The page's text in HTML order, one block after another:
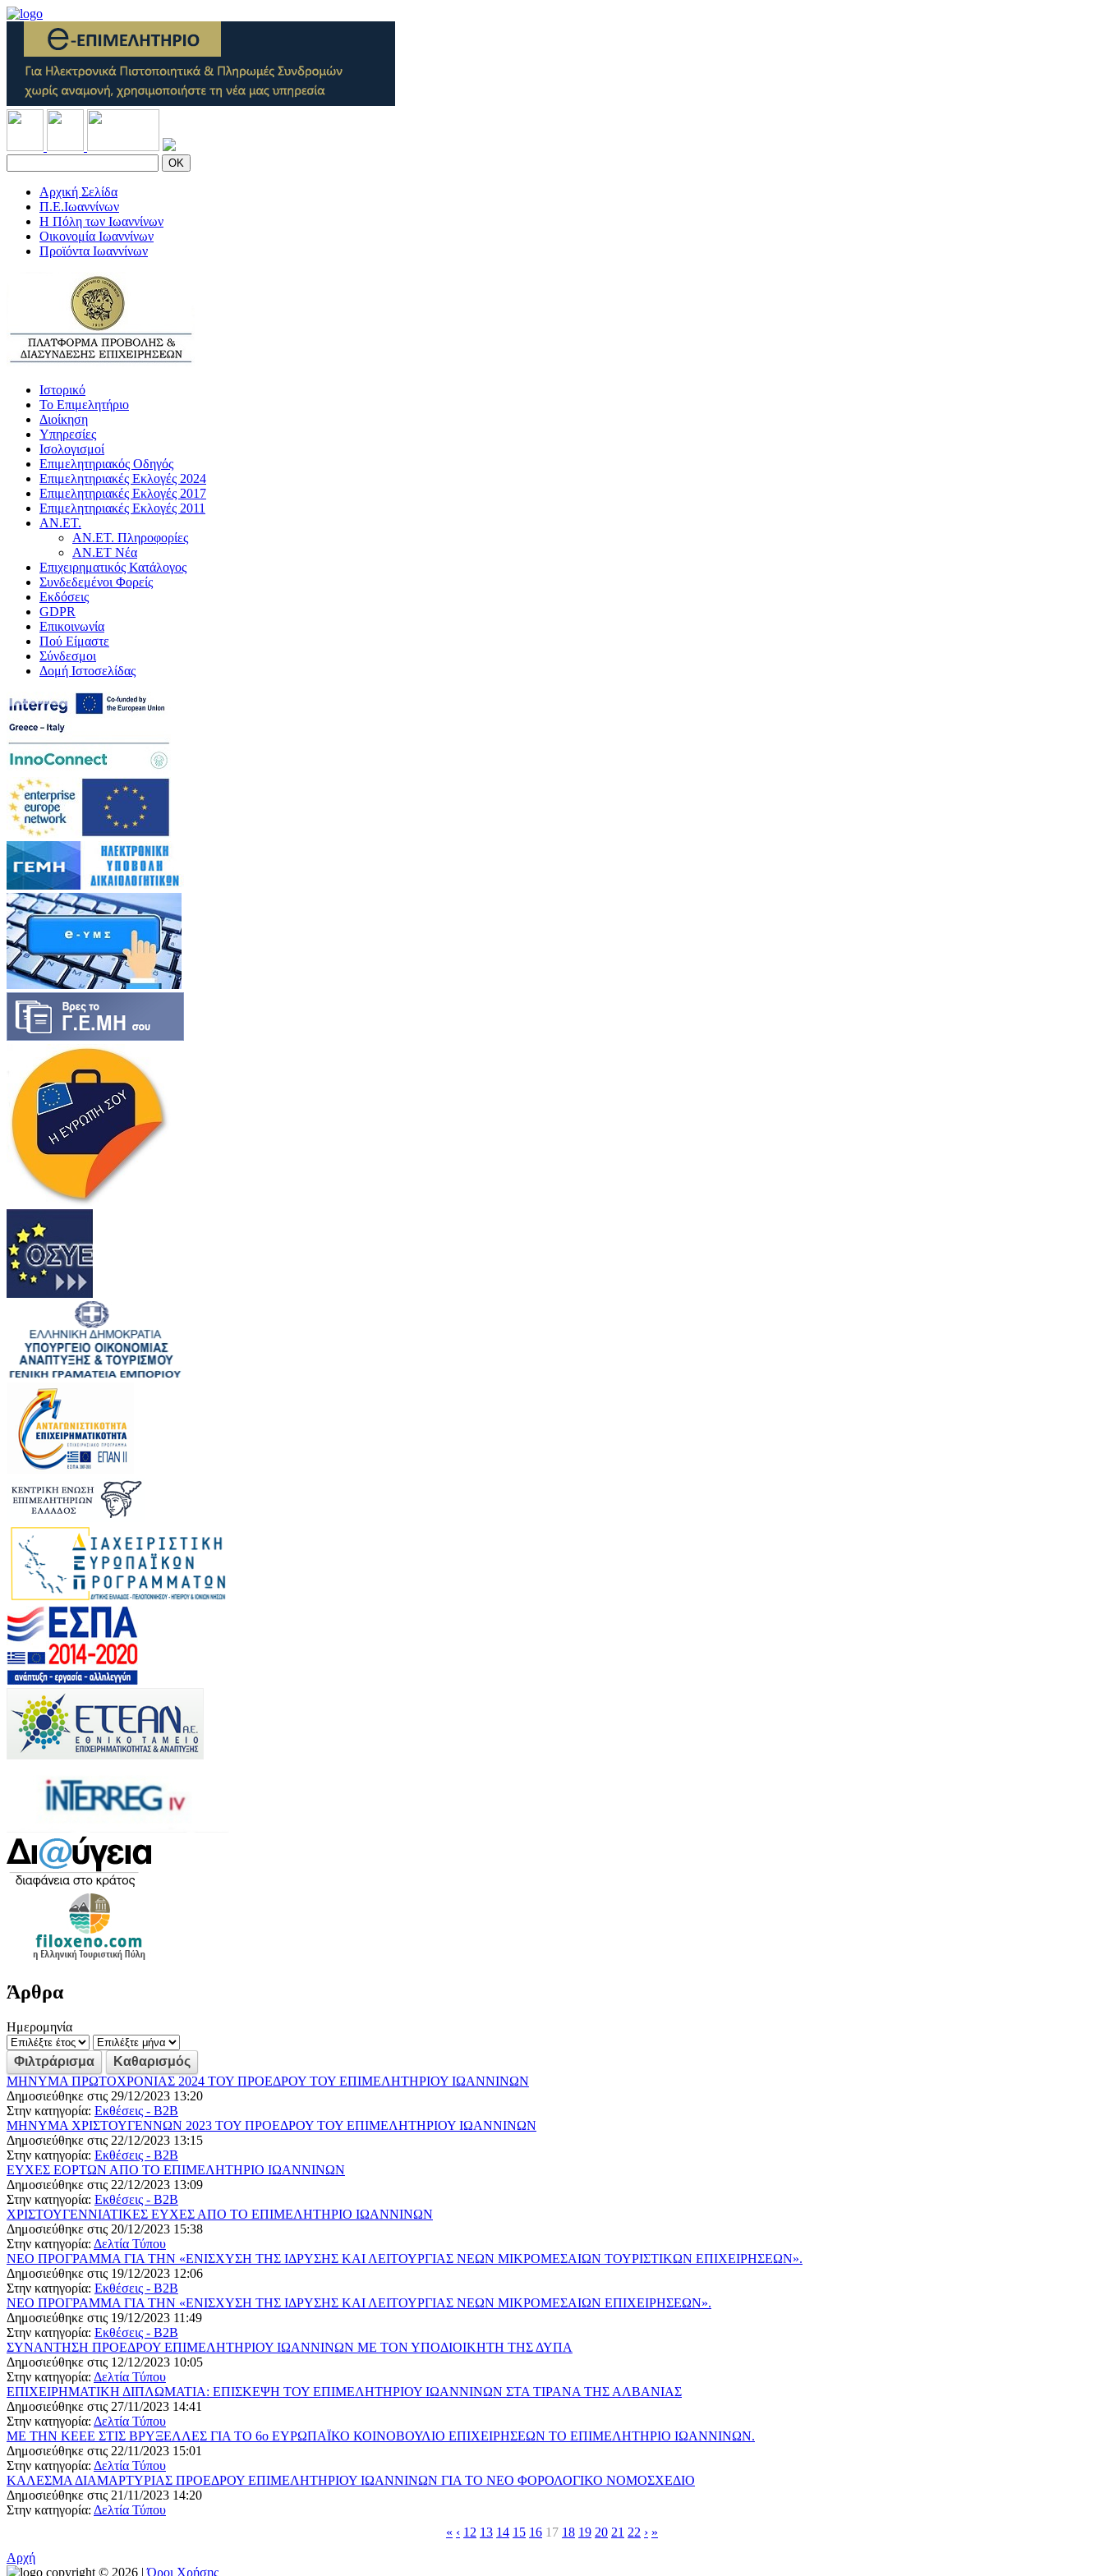
OK
Αρχική Σελίδα
Π.Ε.Ιωαννίνων
Η Πόλη των Ιωαννίνων
Οικονομία Ιωαννίνων
Προϊόντα Ιωαννίνων
Ιστορικό
Το Επιμελητήριο
Διοίκηση
Υπηρεσίες
Ισολογισμοί
Επιμελητηριακός Οδηγός
Επιμελητηριακές Εκλογές 2024
Επιμελητηριακές Εκλογές 2017
Επιμελητηριακές Εκλογές 2011
ΑΝ.ΕΤ.
ΑΝ.ΕΤ. Πληροφορίες
ΑΝ.ΕΤ Νέα
Επιχειρηματικός Κατάλογος
Συνδεδεμένοι Φορείς
Εκδόσεις
GDPR
Επικοινωνία
Πού Είμαστε
Σύνδεσμοι
Δομή Ιστοσελίδας
Άρθρα
Ημερομηνία
ΜΗΝΥΜΑ ΠΡΩΤΟΧΡΟΝΙΑΣ 2024 ΤΟΥ ΠΡΟΕΔΡΟΥ ΤΟΥ ΕΠΙΜΕΛΗΤΗΡΙΟΥ ΙΩΑΝΝΙΝΩΝ
Δημοσιεύθηκε στις 29/12/2023 13:20
Στην κατηγορία: Εκθέσεις - B2B
ΜΗΝΥΜΑ ΧΡΙΣΤΟΥΓΕΝΝΩΝ 2023 ΤΟΥ ΠΡΟΕΔΡΟΥ ΤΟΥ ΕΠΙΜΕΛΗΤΗΡΙΟΥ ΙΩΑΝΝΙΝΩΝ
Δημοσιεύθηκε στις 22/12/2023 13:15
Στην κατηγορία: Εκθέσεις - B2B
ΕΥΧΕΣ ΕΟΡΤΩΝ ΑΠΟ ΤΟ ΕΠΙΜΕΛΗΤΗΡΙΟ ΙΩΑΝΝΙΝΩΝ
Δημοσιεύθηκε στις 22/12/2023 13:09
Στην κατηγορία: Εκθέσεις - B2B
ΧΡΙΣΤΟΥΓΕΝΝΙΑΤΙΚΕΣ ΕΥΧΕΣ ΑΠΟ ΤΟ ΕΠΙΜΕΛΗΤΗΡΙΟ ΙΩΑΝΝΙΝΩΝ
Δημοσιεύθηκε στις 20/12/2023 15:38
Στην κατηγορία: Δελτία Τύπου
ΝΕΟ ΠΡΟΓΡΑΜΜΑ ΓΙΑ ΤΗΝ «ΕΝΙΣΧΥΣΗ ΤΗΣ ΙΔΡΥΣΗΣ ΚΑΙ ΛΕΙΤΟΥΡΓΙΑΣ ΝΕΩΝ ΜΙΚΡΟΜΕΣΑΙΩΝ ΤΟΥΡΙΣΤΙΚΩΝ ΕΠΙΧΕΙΡΗΣΕΩΝ».
Δημοσιεύθηκε στις 19/12/2023 12:06
Στην κατηγορία: Εκθέσεις - B2B
ΝΕΟ ΠΡΟΓΡΑΜΜΑ ΓΙΑ ΤΗΝ «ΕΝΙΣΧΥΣΗ ΤΗΣ ΙΔΡΥΣΗΣ ΚΑΙ ΛΕΙΤΟΥΡΓΙΑΣ ΝΕΩΝ ΜΙΚΡΟΜΕΣΑΙΩΝ ΕΠΙΧΕΙΡΗΣΕΩΝ».
Δημοσιεύθηκε στις 19/12/2023 11:49
Στην κατηγορία: Εκθέσεις - B2B
ΣΥΝΑΝΤΗΣΗ ΠΡΟΕΔΡΟΥ ΕΠΙΜΕΛΗΤΗΡΙΟΥ ΙΩΑΝΝΙΝΩΝ ΜΕ ΤΟΝ ΥΠΟΔΙΟΙΚΗΤΗ ΤΗΣ ΔΥΠΑ
Δημοσιεύθηκε στις 12/12/2023 10:05
Στην κατηγορία: Δελτία Τύπου
ΕΠΙΧΕΙΡΗΜΑΤΙΚΗ ΔΙΠΛΩΜΑΤΙΑ: ΕΠΙΣΚΕΨΗ ΤΟΥ ΕΠΙΜΕΛΗΤΗΡΙΟΥ ΙΩΑΝΝΙΝΩΝ ΣΤΑ ΤΙΡΑΝΑ ΤΗΣ ΑΛΒΑΝΙΑΣ
Δημοσιεύθηκε στις 27/11/2023 14:41
Στην κατηγορία: Δελτία Τύπου
ΜΕ ΤΗΝ ΚΕΕΕ ΣΤΙΣ ΒΡΥΞΕΛΛΕΣ ΓΙΑ ΤΟ 6ο ΕΥΡΩΠΑΪΚΟ ΚΟΙΝΟΒΟΥΛΙΟ ΕΠΙΧΕΙΡΗΣΕΩΝ ΤΟ ΕΠΙΜΕΛΗΤΗΡΙΟ ΙΩΑΝΝΙΝΩΝ.
Δημοσιεύθηκε στις 22/11/2023 15:01
Στην κατηγορία: Δελτία Τύπου
ΚΑΛΕΣΜΑ ΔΙΑΜΑΡΤΥΡΙΑΣ ΠΡΟΕΔΡΟΥ ΕΠΙΜΕΛΗΤΗΡΙΟΥ ΙΩΑΝΝΙΝΩΝ ΓΙΑ ΤΟ ΝΕΟ ΦΟΡΟΛΟΓΙΚΟ ΝΟΜΟΣΧΕΔΙΟ
Δημοσιεύθηκε στις 21/11/2023 14:20
Στην κατηγορία: Δελτία Τύπου
« ‹ 12 13 14 15 16 17 18 19 20 21 22 › »
Αρχή
copyright © 2026 |Όροι Χρήσης